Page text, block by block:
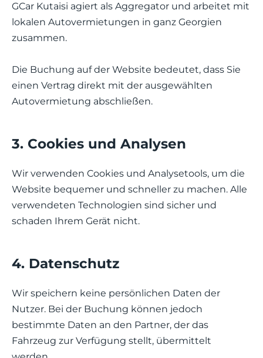
GCar Kutaisi agiert als Aggregator und arbeitet mit
lokalen Autovermietungen in ganz Georgien
zusammen.
Die Buchung auf der Website bedeutet, dass Sie
einen Vertrag direkt mit der ausgewählten
Autovermietung abschließen.
3. Cookies und Analysen
Wir verwenden Cookies und Analysetools, um die
Website bequemer und schneller zu machen. Alle
verwendeten Technologien sind sicher und
schaden Ihrem Gerät nicht.
4. Datenschutz
Wir speichern keine persönlichen Daten der
Nutzer. Bei der Buchung können jedoch
bestimmte Daten an den Partner, der das
Fahrzeug zur Verfügung stellt, übermittelt